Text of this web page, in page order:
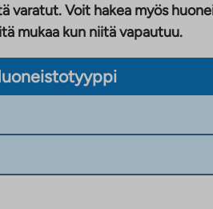
varatut. Voit hakea myös
mukaa kun niitä vapautuu.